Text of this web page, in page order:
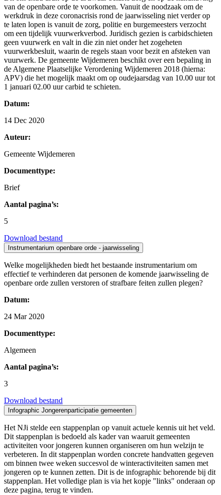
van de openbare orde te voorkomen. Vanuit de noodzaak om de
werkdruk in deze coronacrisis rond de jaarwisseling niet verder op
te laten lopen is vanuit de zorg, politie en burgemeesters verzocht
om een tijdelijk vuurwerkverbod. Juridisch gezien is carbidschieten
geen vuurwerk en valt in die zin niet onder het zogeheten
vuurwerkbesluit, waarin de regels staan voor bezit en afsteken van
vuurwerk. De gemeente Wijdemeren beschikt over een bepaling in
de Algemene Plaatselijke Verordening Wijdemeren 2018 (hierna:
APV) die het mogelijk maakt om op oudejaarsdag van 10.00 uur tot
1 januari 02.00 uur carbid te schieten.
Datum:
14 Dec 2020
Auteur:
Gemeente Wijdemeren
Documenttype:
Brief
Aantal pagina’s:
5
Download bestand
Instrumentarium openbare orde - jaarwisseling
Welke mogelijkheden biedt het bestaande instrumentarium om
effectief te verhinderen dat personen de komende jaarwisseling de
openbare orde zullen verstoren of strafbare feiten zullen plegen?
Datum:
24 Mar 2020
Documenttype:
Algemeen
Aantal pagina’s:
3
Download bestand
Infographic Jongerenparticipatie gemeenten
Het NJi stelde een stappenplan op vanuit actuele kennis uit het veld.
Dit stappenplan is bedoeld als kader van waaruit gemeenten
activiteiten voor jongeren kunnen organiseren om hun welzijn te
verbeteren. In dit stappenplan worden concrete handvatten gegeven
om binnen twee weken succesvol de winteractiviteiten samen met
jongeren op te kunnen zetten. Dit is de infographic behorende bij dit
stappenplan. Het volledige plan is via het kopje "links" onderaan op
deze pagina, terug te vinden.